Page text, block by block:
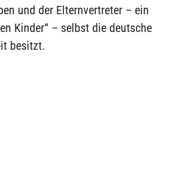
und der Elternvertreter – ein
Kinder“ – selbst die deutsche
besitzt.